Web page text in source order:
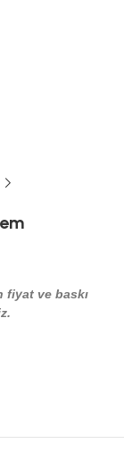
fiyat ve baskı